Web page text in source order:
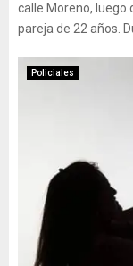
calle Moreno, luego
pareja de 22 años.
Policiales